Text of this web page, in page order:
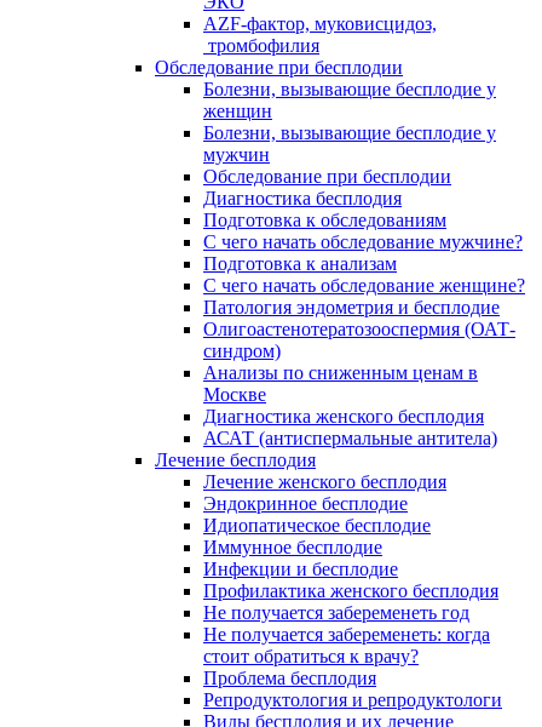
AZF-фактор, муковисцидоз,
тромбофилия
Обследование при бесплодии
Болезни, вызывающие бесплодие у
женщин
Болезни, вызывающие бесплодие у
мужчин
Обследование при бесплодии
Диагностика бесплодия
Подготовка к обследованиям
С чего начать обследование мужчине?
Подготовка к анализам
С чего начать обследование женщине?
Патология эндометрия и бесплодие
Олигоастенотератозооспермия (ОАТ-
синдром)
Анализы по сниженным ценам в
Москве
Диагностика женского бесплодия
АСАТ (антиспермальные антитела)
Лечение бесплодия
Лечение женского бесплодия
Эндокринное бесплодие
Идиопатическое бесплодие
Иммунное бесплодие
Инфекции и бесплодие
Профилактика женского бесплодия
Не получается забеременеть год
Не получается забеременеть: когда
стоит обратиться к врачу?
Проблема бесплодия
Репродуктология и репродуктологи
Виды бесплодия и их лечение